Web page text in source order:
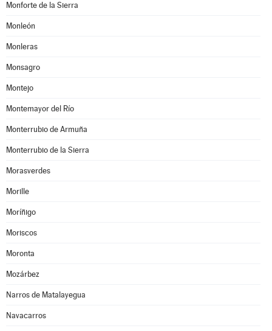
Monforte de la Sierra
Monleón
Monleras
Monsagro
Montejo
Montemayor del Río
Monterrubio de Armuña
Monterrubio de la Sierra
Morasverdes
Morille
Moríñigo
Moriscos
Moronta
Mozárbez
Narros de Matalayegua
Navacarros